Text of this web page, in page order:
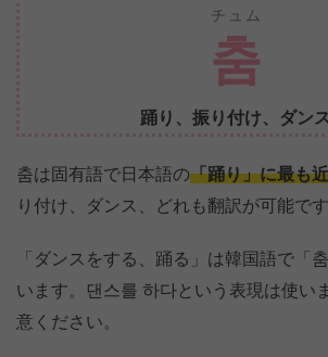
춤
チュム
踊り、振り付け、ダンス
춤は固有語で日本語の「踊り」に最も
り付け、ダンス、どれも翻訳が可能です
「ダンスをする、踊る」は韓国語で「
います。댄스를 하다という表現は使い
意ください。